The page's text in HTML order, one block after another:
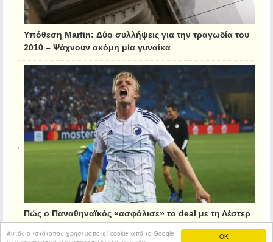
OK
Αυτός ο ιστότοπος χρησιμοποιεί cookie από το Google
Υπόθεση Marfin: Δύο συλλήψεις για την τραγωδία του
2010 – Ψάχνουν ακόμη μία γυναίκα
Πώς ο Παναθηναϊκός «ασφάλισε» το deal με τη Λέστερ